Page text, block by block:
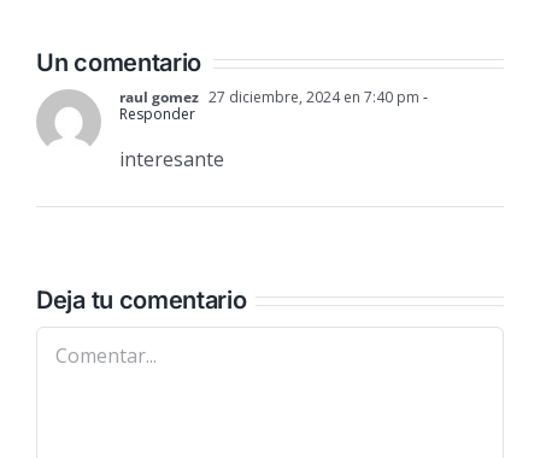
Un comentario
raul gomez 27 diciembre, 2024 en 7:40 pm -
Responder
interesante
Deja tu comentario
Comentar